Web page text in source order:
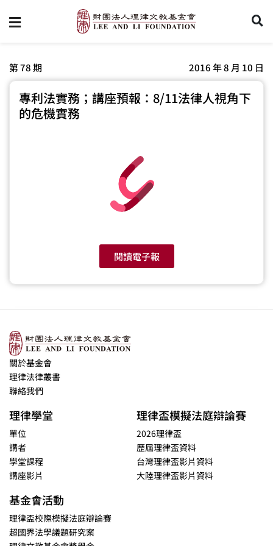
第 78 期 2016 年 8 月 10 日
專利法實務；講座預報：8/11法律人視角下
的危機實務
閱讀電子報
關於基金會
理律法律叢書
聯絡我們
理律學堂
單位
講者
學堂課程
講座影片
理律盃模擬法庭辯論賽
2026理律盃
歷屆理律盃資料
台灣理律盃影片資料
大陸理律盃影片資料
基金會活動
理律盃校際模擬法庭辯論賽
超國界法學議題研究案